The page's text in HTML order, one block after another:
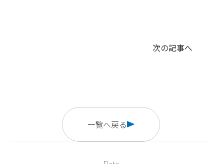
次の記事へ
一覧へ戻る